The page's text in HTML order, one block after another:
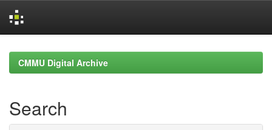
navigationCMMU Digital Archive
Search